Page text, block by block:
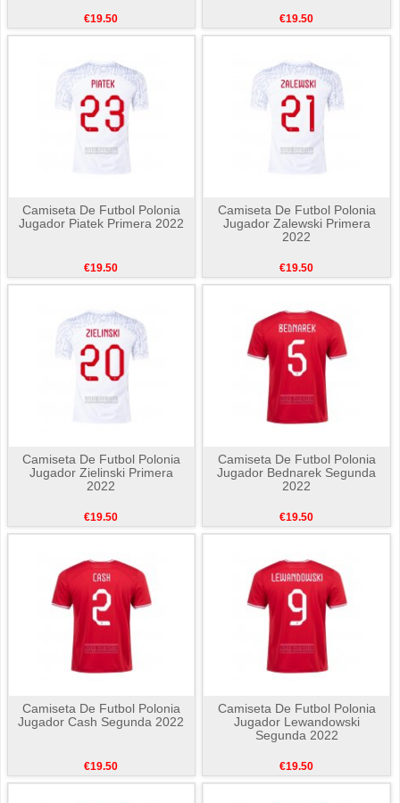
€19.50 €19.50
Camiseta De Futbol Polonia
Jugador Piatek Primera 2022
€19.50
Camiseta De Futbol Polonia
Jugador Zalewski Primera
2022
€19.50
Camiseta De Futbol Polonia
Jugador Zielinski Primera
2022
€19.50
Camiseta De Futbol Polonia
Jugador Bednarek Segunda
2022
€19.50
Camiseta De Futbol Polonia
Jugador Cash Segunda 2022
€19.50
Camiseta De Futbol Polonia
Jugador Lewandowski
Segunda 2022
€19.50